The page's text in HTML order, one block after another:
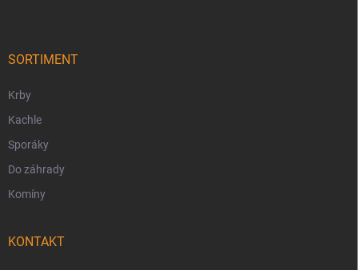
SORTIMENT
Krby
Kachle
Sporáky
Do záhrady
Komíny
KONTAKT